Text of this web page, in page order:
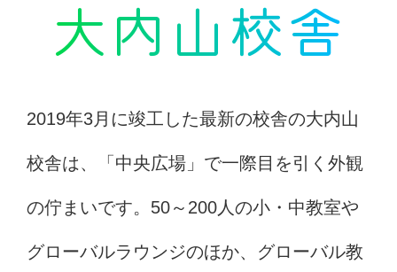
大内山校舎
2019年3月に竣工した最新の校舎の大内山
校舎は、「中央広場」で一際目を引く外観
の佇まいです。50～200人の小・中教室や
グローバルラウンジのほか、グローバル教